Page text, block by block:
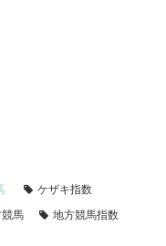
ケザキ指数
馬 地方競馬指数